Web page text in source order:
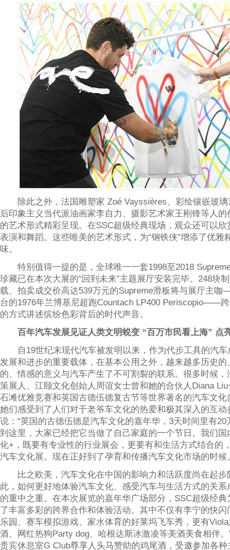
除此之外，法国雕塑家 Zoé Vayssières、彩绘镶嵌玻璃
后印象主义当代派油画家李自力、摄影艺术家王刚锋等人
的艺术形式精彩呈现。在SSC超级经典现场，观众还可以
表演和舞蹈。这些唯美的艺术形式，为“钢铁侠”增添了优雅
味。
特别值得一提的是，全球唯一一套1998至2018
珍藏已在本次大展的“回到未来”主题展厅安装完毕。248块
载、拍卖成交价高达539万元的Supreme滑板将与展厅主
台的1976年兰博基尼超跑Countach LP400 Periscopio——
的方式讲述缤纷色彩背后的时代声音。
百年汽车发展见证人类文明蜕变 “百万市民看上海” 点
自19世纪末现代汽车被发明以来，作为代步工具的汽车
发展和进步的重要载体，在基本公用之外，越来越多历史
的、情感的意义与汽车产生了不可割裂的联系。很多时候
策展人、江颐文化创始人周谊女士曾和她的合伙人Diana
石滩优雅竞赛和英国古德伍德复古节等世界著名的汽车文化
她们感受到了人们对于老爷车文化的热爱和极其深入的互动
说：“英国的古德伍德是汽车文化的嘉年华，3天时间里有20
到这里，大家已经把它当做了自己家庭的一个节日。我们国
化+，既要有专业性的行业展会，更要有和生活方式结合的
汽车文化展。现在正好到了孕育和传播汽车文化市场的时候
比之欧美，汽车文化在中国的影响力和活跃度尚在起步
此，如何更好地体验汽车文化、感受汽车与生活方式的关
的重中之重。在本次展览的嘉年华广场部分，SSC超级经
了丰富多彩的跨界合作和体验活动。其中不仅有李宁的快
乐园、赛车模拟游戏、家水体育的好莱坞飞车秀，更有
酒、网红热狗Party dog、哈根达斯冰激凌等美酒美食相伴
贵宾休息室G Club尊享人头马赞助的鸡尾酒，受邀参加各